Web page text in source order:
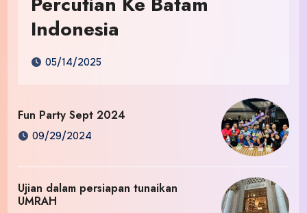
Indonesia
05/14/2025
Fun Party Sept 2024
09/29/2024
Ujian dalam persiapan tunaikan
UMRAH